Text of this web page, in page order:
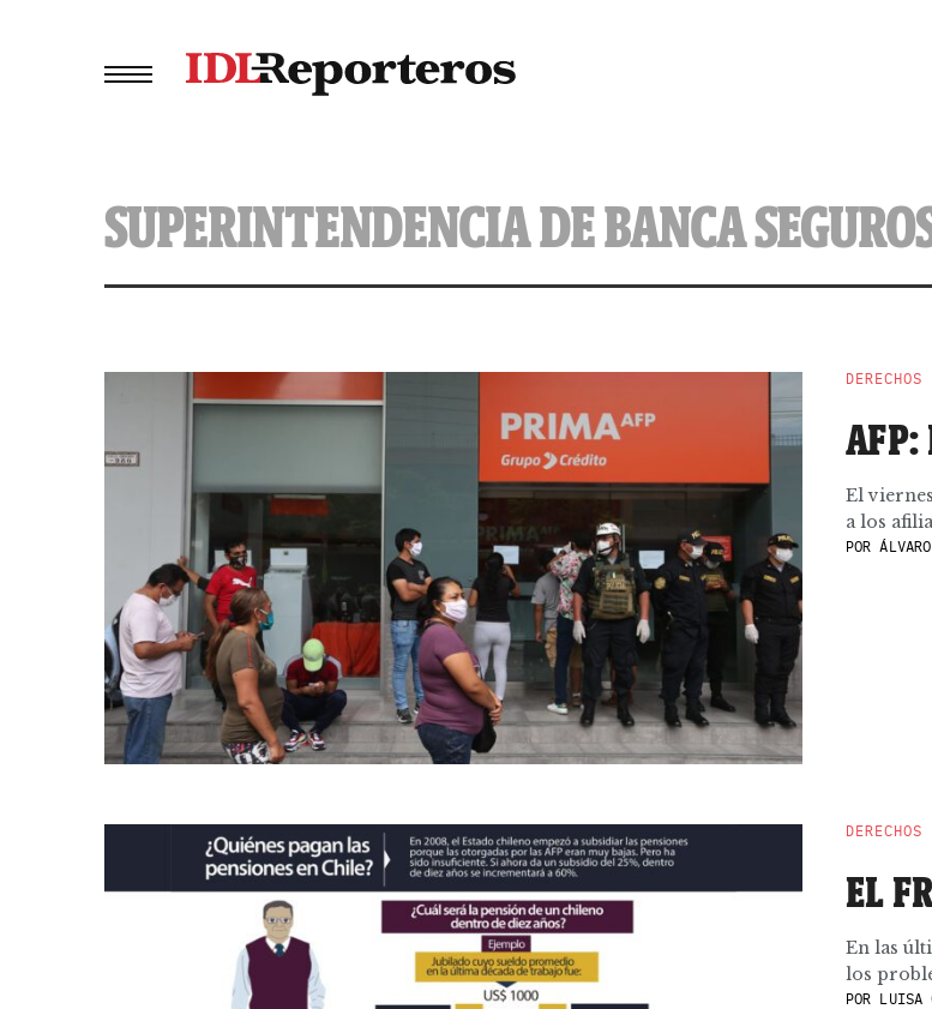
SUPERINTENDENCIA DE BANCA
AFP:
El
a los
POR
EL
En las
los
POR LUISA